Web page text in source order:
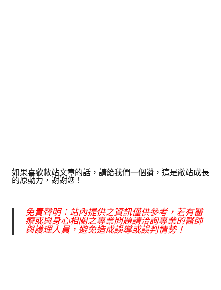
如果喜歡敝站文章的話，請給我們一個讚，這是敝站成長
的原動力，謝謝您！
免責聲明：站內提供之資訊僅供參考，若有醫
療或與身心相關之專業問題請洽詢專業的醫師
與護理人員，避免造成誤導或誤判情勢！